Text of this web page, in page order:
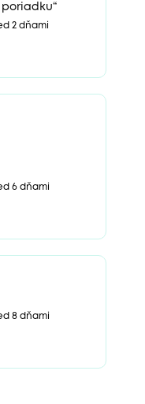
2 dňami
6 dňami
8 dňami